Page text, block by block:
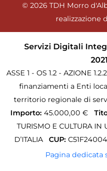
© 2026 TDH Morro
realizzazione
Servizi Digitali
ASSE 1 - OS 1.2 - AZIONE
finanziamenti a Enti
territorio regionale di
Importo: 45.000,00 €
TURISMO E CULTURA
D’ITALIA
CUP:
Pagina dedicata